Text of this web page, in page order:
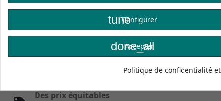
Des prix équitables
tuneConfigurer
done_all
Accepter
Politique de confidentialité